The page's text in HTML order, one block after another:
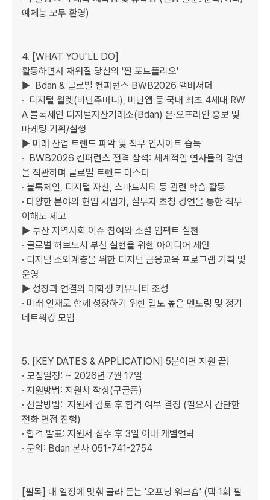
예체능 모두 환영)
4. [WHAT YOU’LL DO]
활동하면서 채워질 당신의 '찐 포트폴리오'
▶  Bdan & 글로벌 컨퍼런스 BWB2026 앰버서더
·  디지털 월렛(비단주머니), 비단앱 등 국내 최초 4세대 RW
A 블록체인 디지털자산거래소(Bdan) 온·오프라인 홍보 및
마케팅 기획/실행
▶ 미래 산업 트렌드 파악 및 직무 인사이트 습득
·  BWB2026 컨퍼런스 전격 참석: 세계적인 연사들의 강연
을 직관하며 글로벌 트렌드 마스터
· 블록체인, 디지털 자산, 스마트시티 등 관련 학습 활동
· 다양한 분야의 현업 사업가, 실무자 초청 강연을 통한 직무
이해도 제고
▶ 부산 지역사회 이슈 참여와 소셜 임팩트 실천
· 글로벌 허브도시 부산 실현을 위한 아이디어 제안
· 디지털 소외계층을 위한 디지털 금융교육 프로그램 기획 및
운영
▶ 성장과 연결의 대학생 커뮤니티 조성
· 미래 인재로 함께 성장하기 위한 밀도 높은 멘토링 및 정기
네트워킹 모임
5. [KEY DATES & APPLICATION] 5분이면 지원 끝!
· 모집일정: ~ 2026년 7월 17일
· 지원방법: 지원서 작성(구글폼)
· 선발방법:  지원서 검토 후 합격 여부 결정 (필요시 간단한
전화 면접 진행)
· 합격 발표: 지원서 접수 후 3일 이내 개별연락
· 문의: Bdan 본사 051-741-2754
[필독] 내 일정에 맞춰 골라 듣는 '오프닝 워크숍' (택 1회 필